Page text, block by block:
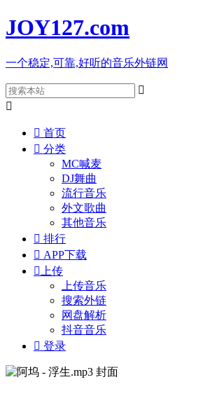
JOY127.com
一个稳定,可靠,好听的音乐外链网


 首页
 分类
MC喊麦
DJ舞曲
流行音乐
外文歌曲
其他音乐
 排行
 APP下载
 上传
上传音乐
搜索外链
网盘解析
抖音音乐
 登录